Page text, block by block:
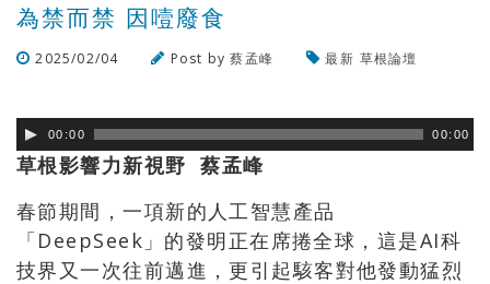
為禁而禁 因噎廢食
2025/02/04 Post by蔡孟峰 最新 草根論壇
00:00 00:00
草根影響力新視野 蔡孟峰
春節期間，一項新的人工智慧產品
「DeepSeek」的發明正在席捲全球，這是AI科
技界又一次往前邁進，更引起駭客對他發動猛烈